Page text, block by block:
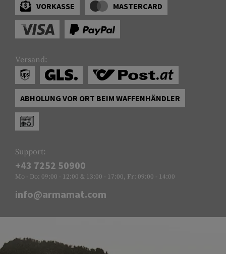
VORKASSE
MASTERCARD
Versand:
ABHOLUNG VOR ORT BEIM WAFFENHÄNDLER
Support:
+43 7252 50900
Mo - Do: 09:00 - 12:00 & 13:00 - 17:00, Fr: 09:00 - 14:00
info@armamat.com